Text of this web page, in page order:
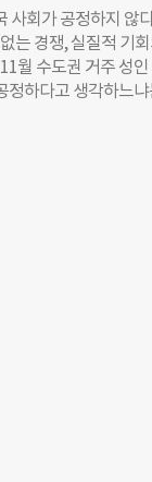
효과를 극대화할
계적으로 추진해야
의무화, 2027년 경
인 로드맵을 제시하
사회가 공정하지 않
는 경쟁, 실질적 기
월 수도권 거주 성
정하다고 생각하느